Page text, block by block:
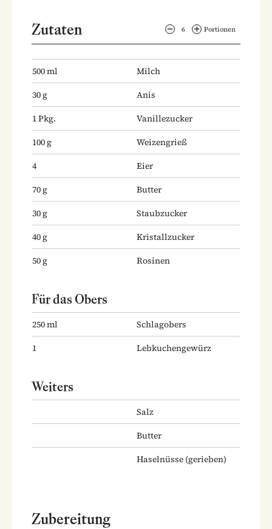
Zutaten 6 Portionen
500ml
Milch
30g
Anis
1Pkg.
Vanillezucker
100g
Weizengrieß
4
Eier
70g
Butter
30g
Staubzucker
40g
Kristallzucker
50g Rosinen
Für das Obers
250ml
Schlagobers
1
Lebkuchengewürz
Weiters
Salz
Butter
Haselnüsse (gerieben)
Zubereitung